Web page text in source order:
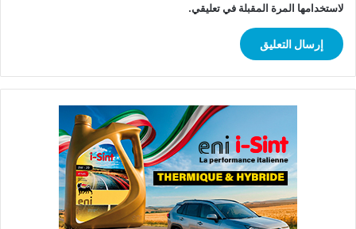
لاستخدامها المرة المقبلة في تعليقي.